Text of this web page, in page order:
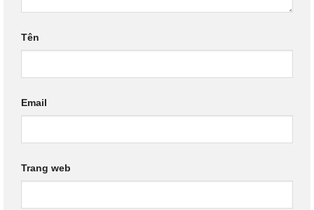
Tên
Email
Trang web